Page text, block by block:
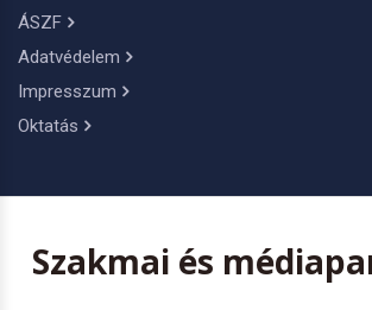
ÁSZF
Adatvédelem
Impresszum
Oktatás
Szakmai és